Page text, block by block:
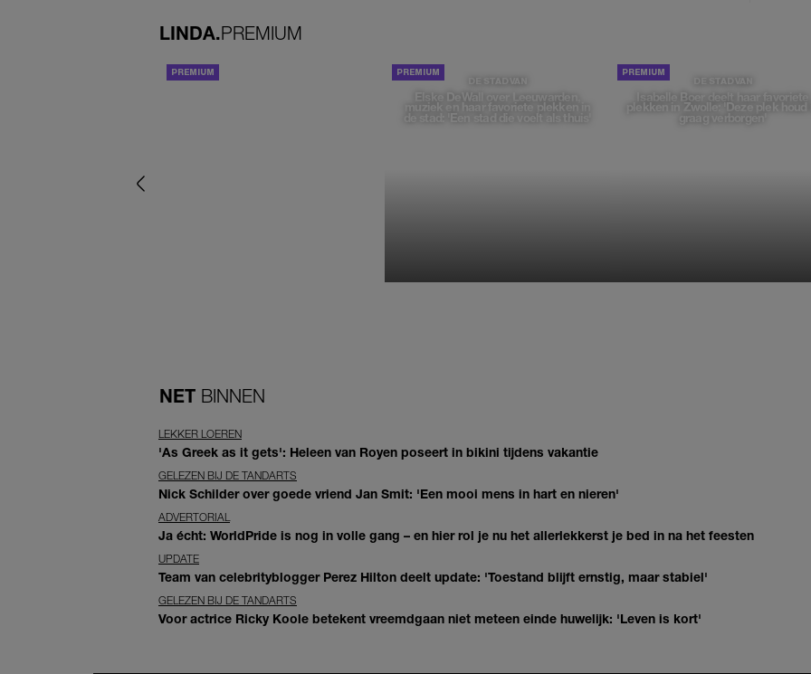
LINDA.PREMIUM
DE STAD VAN
Elske DeWall over Leeuwarden,
muziek en haar favoriete plekken in
de stad: 'Een stad die voelt als thuis'
DE STAD VAN
Isabelle Boer deelt haar favoriete
plekken in Zwolle: 'Deze plek houd
graag verborgen'
NET BINNEN
LEKKER LOEREN
'As Greek as it gets': Heleen van Royen poseert in bikini tijdens vakantie
GELEZEN BIJ DE TANDARTS
Nick Schilder over goede vriend Jan Smit: 'Een mooi mens in hart en nieren'
ADVERTORIAL
Ja écht: WorldPride is nog in volle gang – en hier rol je nu het allerlekkerst je bed in na het feesten
UPDATE
Team van celebrityblogger Perez Hilton deelt update: 'Toestand blijft ernstig, maar stabiel'
GELEZEN BIJ DE TANDARTS
Voor actrice Ricky Koole betekent vreemdgaan niet meteen einde huwelijk: 'Leven is kort'